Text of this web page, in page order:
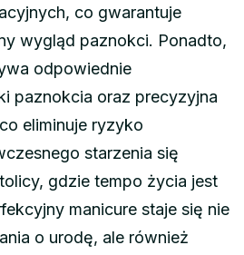
co gwarantuje
wygląd paznokci. Ponadto,
odpowiednie
paznokcia oraz precyzyjna
eliminuje ryzyko
starzenia się
gdzie tempo życia jest
manicure staje się nie
o urodę, ale również